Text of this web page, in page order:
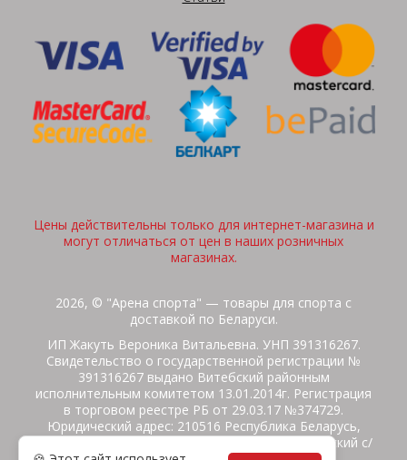
Цены действительны только для интернет-магазина и
могут отличаться от цен в наших розничных
магазинах.
2026, © "Арена спорта" — товары для спорта с
доставкой по Беларуси.
ИП Жакуть Вероника Витальевна. УНП 391316267.
Свидетельство о государственной регистрации №
391316267 выдано Витебский районным
исполнительным комитетом 13.01.2014г. Регистрация
в торговом реестре РБ от 29.03.17 №374729.
Юридический адрес: 210516 Республика Беларусь,
Витебская область, Витебский район, Бабиничский с/